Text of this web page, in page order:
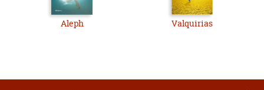
Aleph Valquirias